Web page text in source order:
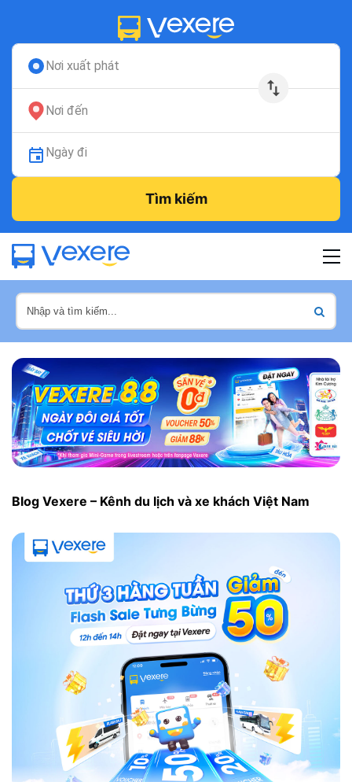
Nơi xuất phát
Nơi đến
Ngày đi
Tìm kiếm
Blog Vexere – Kênh du lịch và xe khách Việt Nam